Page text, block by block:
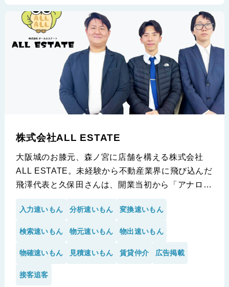
※イエマルプラス合同会社様の導入事例です。
株式会社ALL ESTATE
大阪城のお膝元、森ノ宮に店舗を構える株式会社
ALL ESTATE。未経験から不動産業界に飛び込んだ
飛澤代表と久保田さんは、開業当初から「アナログ
競合がひしめく大阪エリアで、いかにして「2名体
制・2年で5,000件」もの物件登録を実現し、反響
シリーズを駆使した超効率的運用についてお話を伺
入力速いもん 分析速いもん 変換速いもん
検索速いもん 物元速いもん 物出速いもん
物確速いもん 見積速いもん 賃貸仲介 広告掲載
接客追客